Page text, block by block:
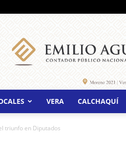
VERA CALCHAQUÍ
triunfo en Diputados